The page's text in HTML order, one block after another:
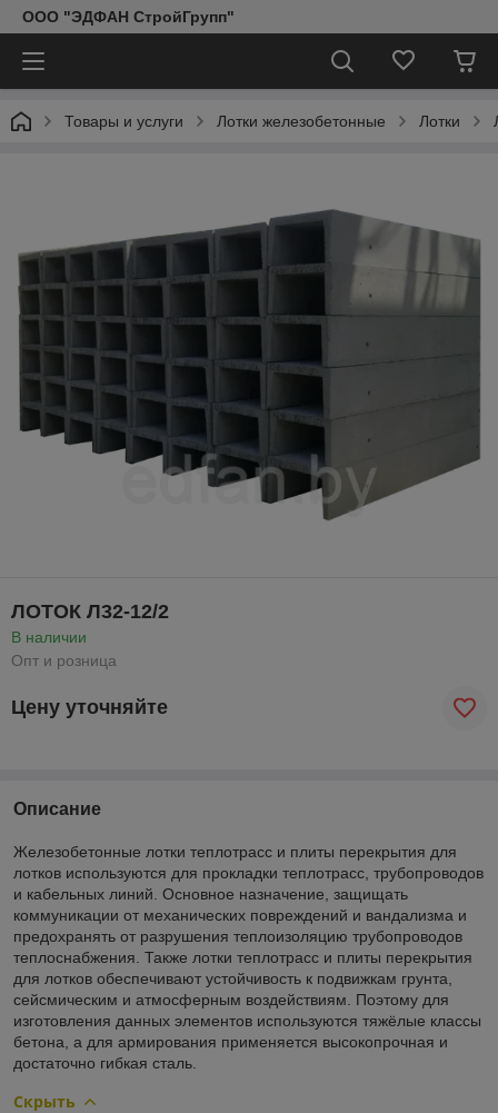
ООО "ЭДФАН СтройГрупп"
Товары и услуги Лотки железобетонные Лотки
ЛОТОК Л32-12/2
В наличии
Опт и розница
Цену уточняйте
Описание
Железобетонные лотки теплотрасс и плиты перекрытия для
лотков используются для прокладки теплотрасс, трубопроводов
и кабельных линий. Основное назначение, защищать
коммуникации от механических повреждений и вандализма и
предохранять от разрушения теплоизоляцию трубопроводов
теплоснабжения. Также лотки теплотрасс и плиты перекрытия
для лотков обеспечивают устойчивость к подвижкам грунта,
сейсмическим и атмосферным воздействиям. Поэтому для
изготовления данных элементов используются тяжёлые классы
бетона, а для армирования применяется высокопрочная и
достаточно гибкая сталь.
Скрыть